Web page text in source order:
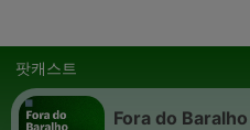
팟캐스트
Fora do Baralho